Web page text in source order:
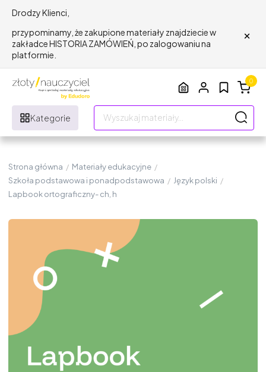
Drodzy Klienci,
przypominamy, że zakupione materiały znajdziecie w
zakładce HISTORIA ZAMÓWIEŃ, po zalogowaniu na
platformie.
×
Kategorie
0
Strona główna / Materiały edukacyjne /
Szkoła podstawowa i ponadpodstawowa / Język polski /
Lapbook ortograficzny- ch, h